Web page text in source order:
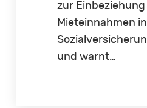
zur Einbeziehung
Mieteinnahmen
und warnt…